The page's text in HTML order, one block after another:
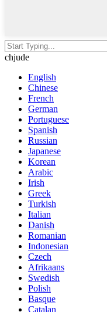
chjude
English
Chinese
French
German
Portuguese
Spanish
Russian
Japanese
Korean
Arabic
Irish
Greek
Turkish
Italian
Danish
Romanian
Indonesian
Czech
Afrikaans
Swedish
Polish
Basque
Catalan